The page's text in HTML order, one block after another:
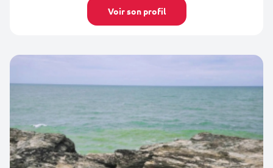
Voir son profil